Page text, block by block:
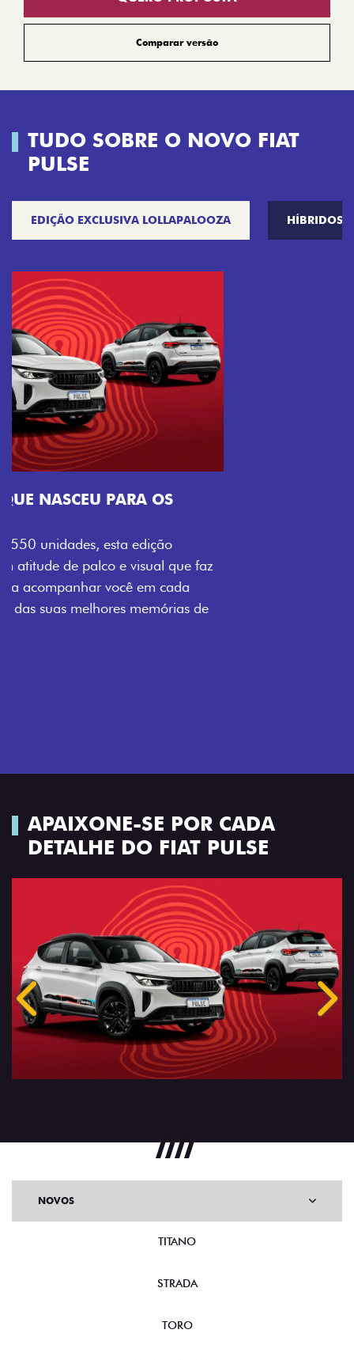
Comparar versão
TUDO SOBRE O NOVO FIAT
PULSE
EDIÇÃO EXCLUSIVA LOLLAPALOOZA HÍBRIDOS
VISUAL COM ENERGIA LOLLABR
festival: série numerada, adesivo lateral LollaBR e a
soleira temática que reforçam a exclusividade,
enquanto os detalhes escurecidos, o teto bicolor e as
rodas de liga-leve aro 16” em preto brilhante
Previous
Next
Próximo
APAIXONE-SE POR CADA
DETALHE DO FIAT PULSE
Anterior
NOVOS
TITANO
STRADA
TORO